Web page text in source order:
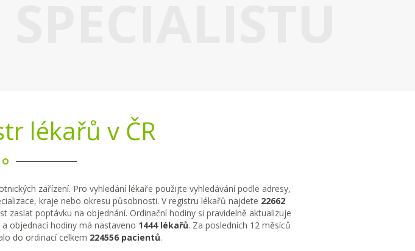
lékařů v ČR
zařízení. Pro vyhledání lékaře použijte vyhledávání podle adresy,
kraje nebo okresu působnosti. V registru lékařů najdete 22662
zaslat poptávku na objednání. Ordinační hodiny si pravidelně aktualizuje
a objednací hodiny má nastaveno 1444 lékařů. Za posledních 12 měsíců
do ordinací celkem 224556 pacientů.